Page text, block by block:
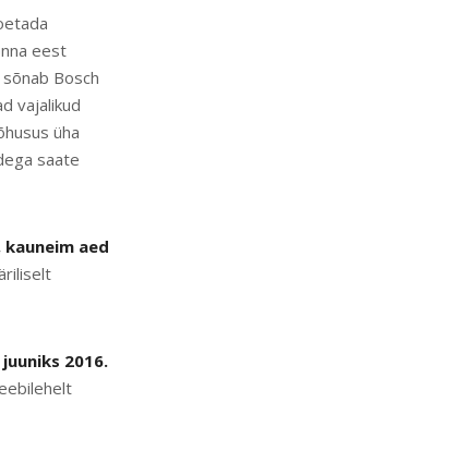
eest
Bosch
vajalikud
üha
saate
aed
2016.